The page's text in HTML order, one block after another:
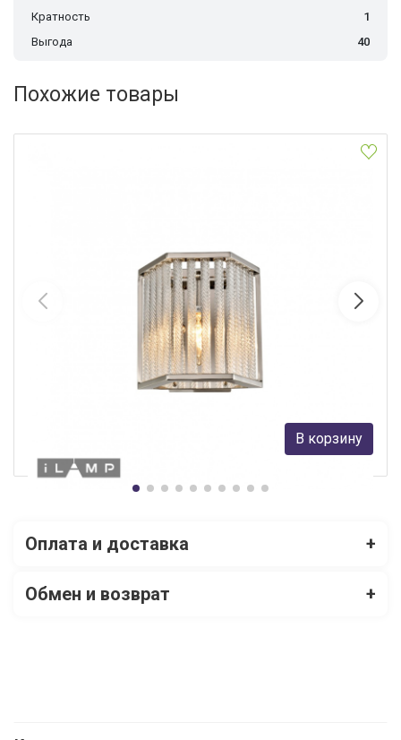
Кратность
1
Выгода
40
Похожие товары
Настенный светильник iLamp Rich W9509-1 Nickel
В корзину
Оплата и доставка +
Обмен и возврат +